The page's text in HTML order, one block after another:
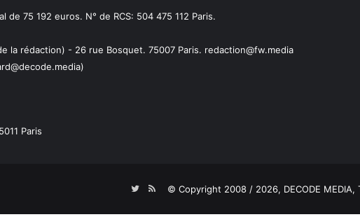
de 75 192 euros. N° de RCS: 504 475 112 Paris.
la rédaction) - 26 rue Bosquet. 75007 Paris. redaction@fw.media
Paris
© Copyright 2008 / 2026, DECODE
Twitter
RSS